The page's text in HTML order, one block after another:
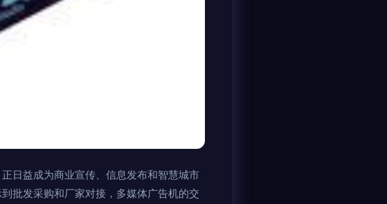
日益成为商业宣传、信息发布和智慧城市
批发采购和厂家对接，多媒体广告机的交